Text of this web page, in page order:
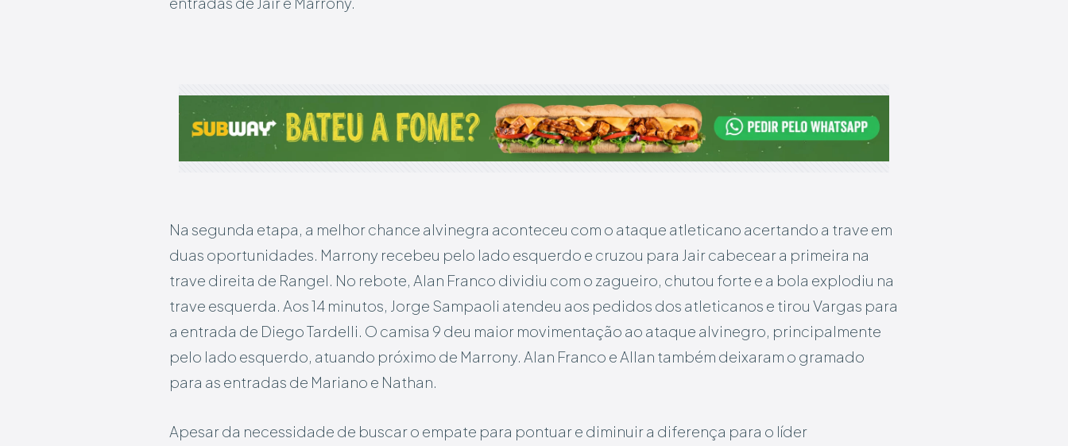
Na segunda etapa, a melhor chance alvinegra aconteceu com o ataque atleticano acertando a trave em
duas oportunidades. Marrony recebeu pelo lado esquerdo e cruzou para Jair cabecear a primeira na
trave direita de Rangel. No rebote, Alan Franco dividiu com o zagueiro, chutou forte e a bola explodiu na
trave esquerda. Aos 14 minutos, Jorge Sampaoli atendeu aos pedidos dos atleticanos e tirou Vargas para
a entrada de Diego Tardelli. O camisa 9 deu maior movimentação ao ataque alvinegro, principalmente
pelo lado esquerdo, atuando próximo de Marrony. Alan Franco e Allan também deixaram o gramado
para as entradas de Mariano e Nathan.
Apesar da necessidade de buscar o empate para pontuar e diminuir a diferença para o líder